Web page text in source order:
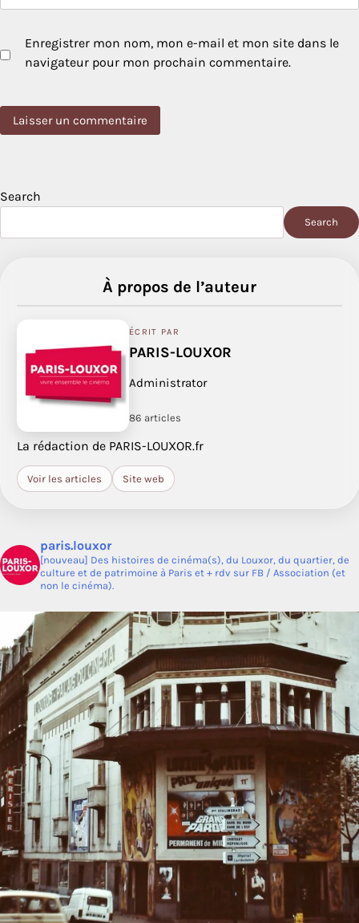
Enregistrer mon nom, mon e-mail et mon site dans le
navigateur pour mon prochain commentaire.
Search
Search
À propos de l’auteur
ÉCRIT PAR
PARIS-LOUXOR
Administrator
86 articles
La rédaction de PARIS-LOUXOR.fr
Voir les articles Site web
paris.louxor
[nouveau] Des histoires de cinéma(s), du Louxor, du quartier, de
culture et de patrimoine à Paris et + rdv sur FB / Association (et
non le cinéma).